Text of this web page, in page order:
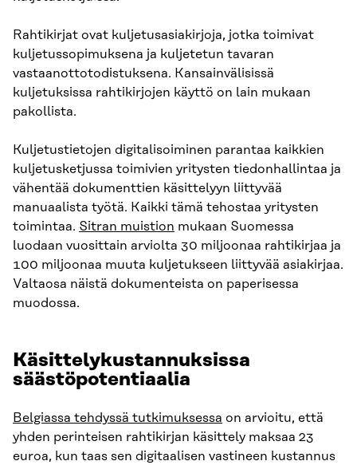
Rahtikirjat ovat kuljetusasiakirjoja, jotka toimivat
kuljetussopimuksena ja kuljetetun tavaran
vastaanottotodistuksena. Kansainvälisissä
kuljetuksissa rahtikirjojen käyttö on lain mukaan
pakollista.
Kuljetustietojen digitalisoiminen parantaa kaikkien
kuljetusketjussa toimivien yritysten tiedonhallintaa ja
vähentää dokumenttien käsittelyyn liittyvää
manuaalista työtä. Kaikki tämä tehostaa yritysten
toimintaa. Sitran muistion mukaan Suomessa
luodaan vuosittain arviolta 30 miljoonaa rahtikirjaa ja
100 miljoonaa muuta kuljetukseen liittyvää asiakirjaa.
Valtaosa näistä dokumenteista on paperisessa
muodossa.
Käsittelykustannuksissa
säästöpotentiaalia
Belgiassa tehdyssä tutkimuksessa on arvioitu, että
yhden perinteisen rahtikirjan käsittely maksaa 23
euroa, kun taas sen digitaalisen vastineen kustannus